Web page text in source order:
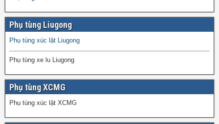
Phụ tùng Liugong
Phụ tùng xúc lật Liugong
Phụ tùng xe lu Liugong
Phụ tùng XCMG
Phụ tùng xúc lật XCMG